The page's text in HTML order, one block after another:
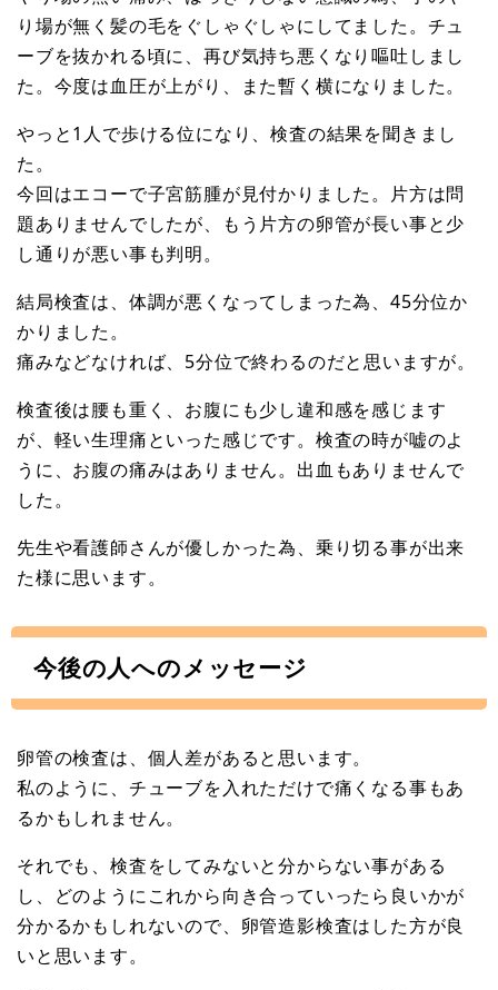
り場が無く髪の毛をぐしゃぐしゃにしてました。チュ
ーブを抜かれる頃に、再び気持ち悪くなり嘔吐しまし
た。今度は血圧が上がり、また暫く横になりました。
やっと1人で歩ける位になり、検査の結果を聞きまし
た。
今回はエコーで子宮筋腫が見付かりました。片方は問
題ありませんでしたが、もう片方の卵管が長い事と少
し通りが悪い事も判明。
結局検査は、体調が悪くなってしまった為、45分位か
かりました。
痛みなどなければ、5分位で終わるのだと思いますが。
検査後は腰も重く、お腹にも少し違和感を感じます
が、軽い生理痛といった感じです。検査の時が嘘のよ
うに、お腹の痛みはありません。出血もありませんで
した。
先生や看護師さんが優しかった為、乗り切る事が出来
た様に思います。
今後の人へのメッセージ
卵管の検査は、個人差があると思います。
私のように、チューブを入れただけで痛くなる事もあ
るかもしれません。
それでも、検査をしてみないと分からない事がある
し、どのようにこれから向き合っていったら良いかが
分かるかもしれないので、卵管造影検査はした方が良
いと思います。